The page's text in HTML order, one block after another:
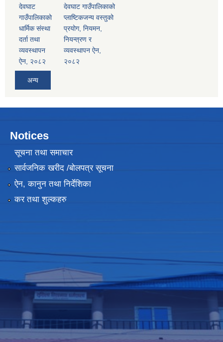
देवघाट
गाउँपालिकाको
धार्मिक संस्था
दर्ता तथा
व्यवस्थापन
ऐन, २०८२
देवघाट गाउँपालिकाको
प्लाष्टिकजन्य वस्तुको
प्रयोग, नियमन,
नियन्त्रण र
व्यवस्थापन ऐन,
२०८२
अन्य
Notices
सूचना तथा समाचार
सार्वजनिक खरीद /बोलपत्र सूचना
ऐन, कानुन तथा निर्देशिका
कर तथा शुल्कहरु